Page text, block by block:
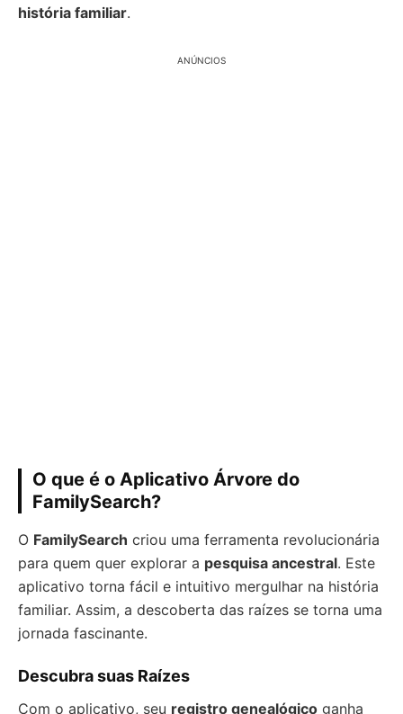
história familiar.
ANÚNCIOS
O que é o Aplicativo Árvore do
FamilySearch?
O FamilySearch criou uma ferramenta revolucionária
para quem quer explorar a pesquisa ancestral. Este
aplicativo torna fácil e intuitivo mergulhar na história
familiar. Assim, a descoberta das raízes se torna uma
jornada fascinante.
Descubra suas Raízes
Com o aplicativo, seu registro genealógico ganha